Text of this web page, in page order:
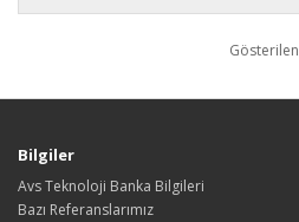
Bilgiler
Avs Teknoloji Banka Bilgileri
Bazı Referanslarımız